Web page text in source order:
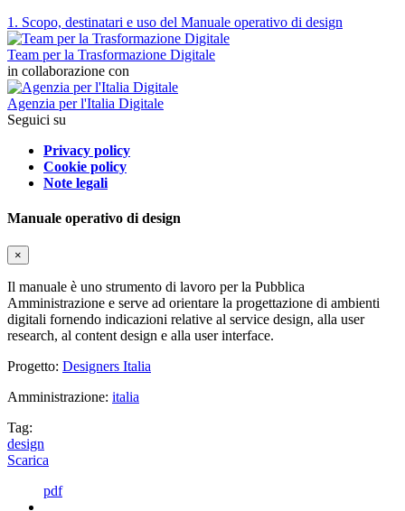
1. Scopo, destinatari e uso del Manuale operativo di design
Team per la Trasformazione Digitale
in collaborazione con
Agenzia per l'Italia Digitale
Seguici su
Privacy policy
Cookie policy
Note legali
Manuale operativo di design
×
Il manuale è uno strumento di lavoro per la Pubblica
Amministrazione e serve ad orientare la progettazione di ambienti
digitali fornendo indicazioni relative al service design, alla user
research, al content design e alla user interface.
Progetto: Designers Italia
Amministrazione: italia
Tag:
design
Scarica
pdf